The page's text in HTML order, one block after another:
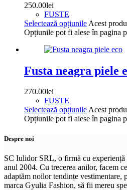
250.00lei
FUSTE
Selectează opțiunile Acest
Opțiunile pot fi alese în pagina
Fusta neagra piele
270.00lei
FUSTE
Selectează opțiunileAcest
Opțiunile pot fi alese în pagina
Despre noi
SC Iulidor SRL, o firmă cu experiență
anul 2004. Cu trecerea anilor, facem
adaptăm noilor tendințe vestimentare,
marca Gyulia Fashion, să fii mereu